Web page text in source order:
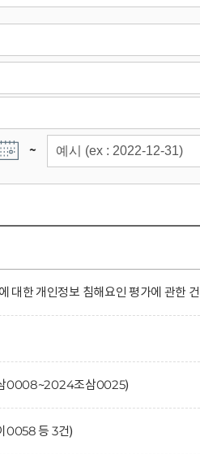
~
대한 개인정보 침해요인 평가에 관한 건
삼0008~2024조삼0025)
0058 등 3건)